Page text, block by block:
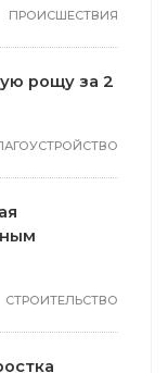
ПРОИСШЕСТВИЯ
рощу за 2
СТРОИТЕЛЬСТВО